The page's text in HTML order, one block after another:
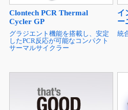
Clontech PCR Thermal
Cycler GP
グラジエント機能を搭載し、安定
したPCR反応が可能なコンパクト
サーマルサイクラー
イ
ー
統